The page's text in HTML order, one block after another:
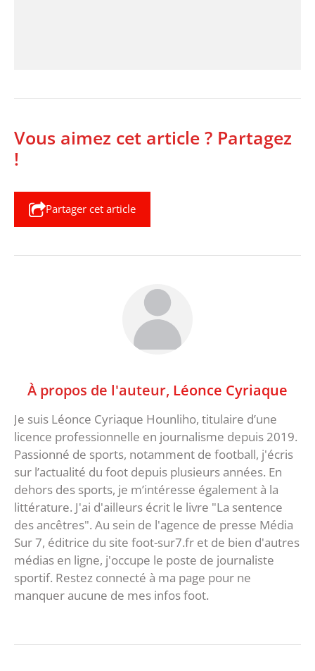
Vous aimez cet article ? Partagez
!
Partager cet article
À propos de l'auteur, Léonce Cyriaque
Je suis Léonce Cyriaque Hounliho, titulaire d’une
licence professionnelle en journalisme depuis 2019.
Passionné de sports, notamment de football, j'écris
sur l’actualité du foot depuis plusieurs années. En
dehors des sports, je m’intéresse également à la
littérature. J'ai d'ailleurs écrit le livre "La sentence
des ancêtres". Au sein de l'agence de presse Média
Sur 7, éditrice du site foot-sur7.fr et de bien d'autres
médias en ligne, j'occupe le poste de journaliste
sportif. Restez connecté à ma page pour ne
manquer aucune de mes infos foot.